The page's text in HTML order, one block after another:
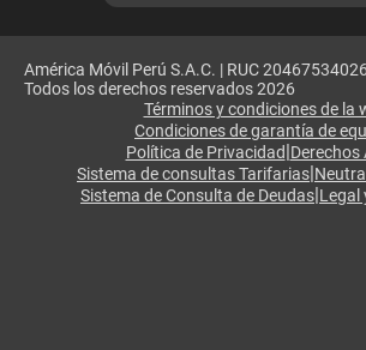
América Móvil Perú S.A.C. | RUC
Todos los derechos reservados 2026
Términos y condiciones de la
Condiciones de garantía de
Política de Privacidad|Derechos
Sistema de consultas Tarifarias|
Sistema de Consulta de Deudas|Legal